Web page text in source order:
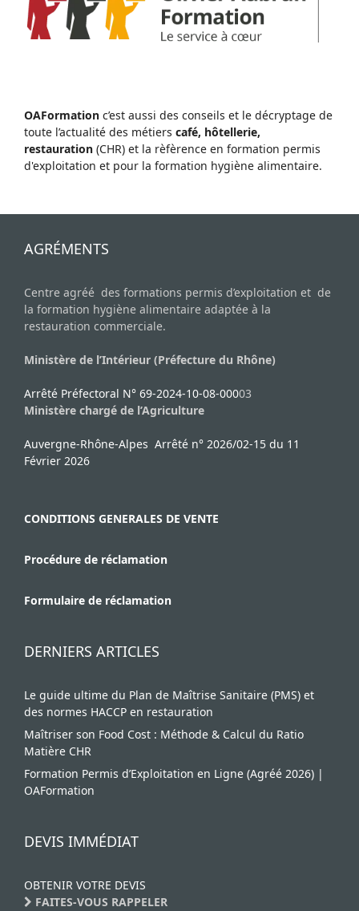
OAFormation c’est aussi des conseils et le décryptage de
toute l’actualité des métiers café, hôtellerie,
restauration (CHR) et la rèfèrence en formation permis
d'exploitation et pour la formation hygiène alimentaire.
AGRÉMENTS
Centre agréé des formations permis d’exploitation et de
la formation hygiène alimentaire adaptée à la
restauration commerciale.
Ministère de l’Intérieur (Préfecture du Rhône)
Arrêté Préfectoral N° 69-2024-10-08-00003
Ministère chargé de l’Agriculture
Auvergne-Rhône-Alpes Arrêté n° 2026/02-15 du 11
Février 2026
CONDITIONS GENERALES DE VENTE
Procédure de réclamation
Formulaire de réclamation
DERNIERS ARTICLES
Le guide ultime du Plan de Maîtrise Sanitaire (PMS) et
des normes HACCP en restauration
Maîtriser son Food Cost : Méthode & Calcul du Ratio
Matière CHR
Formation Permis d’Exploitation en Ligne (Agréé 2026) |
OAFormation
DEVIS IMMÉDIAT
OBTENIR VOTRE DEVIS
FAITES-VOUS RAPPELER